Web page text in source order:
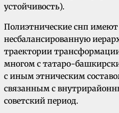
устойчивость).
Полиэтнические снп
несбалансированную
траектории
многом с татаро-
с иным этническим
связанным с
советский период.